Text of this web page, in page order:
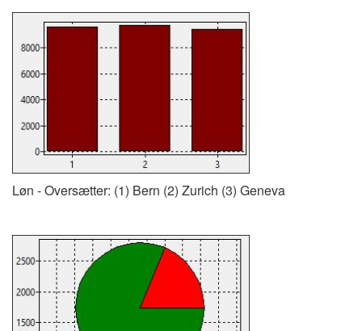
Løn - Oversætter: (1) Bern (2) Zurich (3) Geneva